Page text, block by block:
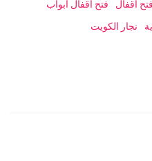
فتح اقفال
فتح اقفال ابواب
نجار الكويت